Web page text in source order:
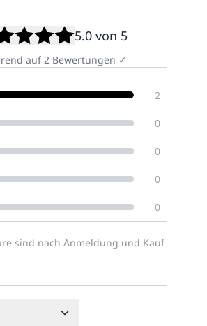
5.0 von 5
auf 2 Bewertungen ✓
2
0
0
0
0
sind nach Anmeldung und Kauf